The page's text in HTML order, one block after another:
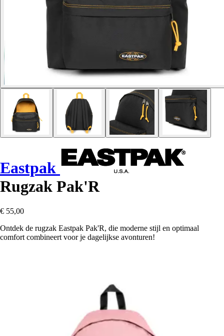
Eastpak
Rugzak Pak'R
€ 55,00
Ontdek de rugzak Eastpak Pak'R, die moderne stijl en optimaal
comfort combineert voor je dagelijkse avonturen!